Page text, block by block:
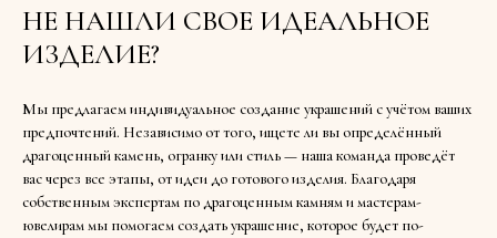
НЕ НАШЛИ СВОЕ ИДЕАЛЬНОЕ
ИЗДЕЛИЕ?
Мы предлагаем индивидуальное создание украшений с учётом ваших
предпочтений. Независимо от того, ищете ли вы определённый
драгоценный камень, огранку или стиль — наша команда проведёт
вас через все этапы, от идеи до готового изделия. Благодаря
собственным экспертам по драгоценным камням и мастерам-
ювелирам мы помогаем создать украшение, которое будет по-